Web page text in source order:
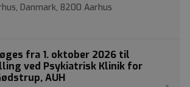
Danmark, 8200 Aarhus
fra 1. oktober 2026 til
ved Psykiatrisk Klinik for
AUH